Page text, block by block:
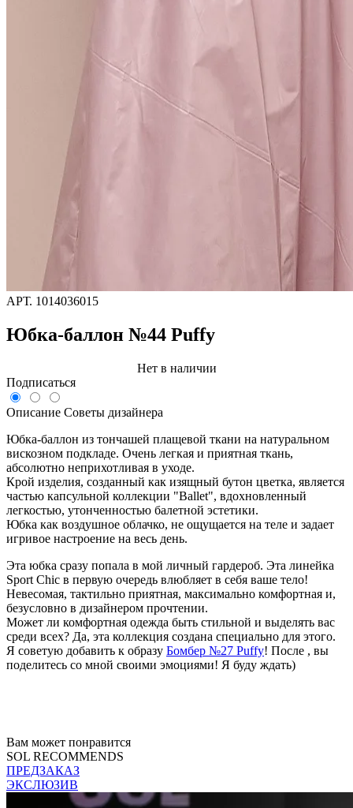
АРТ. 1014036015
Юбка-баллон №44 Puffy
Нет в наличии
Подписаться
Описание Советы дизайнера
Юбка-баллон из тончашей плащевой ткани на натуральном
вискозном подкладе. Очень легкая и приятная ткань,
абсолютно неприхотливая в уходе.
Крой изделия, созданный как изящный бутон цветка, является
частью капсульной коллекции "Ballet", вдохновленный
легкостью, утонченностью балетной эстетики.
Юбка как воздушное облачко, не ощущается на теле и задает
игривое настроение на весь день.
Эта юбка сразу попала в мой личный гардероб. Эта линейка
Sport Chic в первую очередь влюбляет в себя ваше тело!
Невесомая, тактильно приятная, максимально комфортная и,
безусловно в дизайнером прочтении.
Может ли комфортная одежда быть стильной и выделять вас
среди всех? Да, эта коллекция создана специально для этого.
Я советую добавить к образу Бомбер №27 Puffy! После , вы
поделитесь со мной своими эмоциями! Я буду ждать)
Вам может понравится
SOL RECOMMENDS
ПРЕДЗАКАЗ
ЭКСЛЮЗИВ